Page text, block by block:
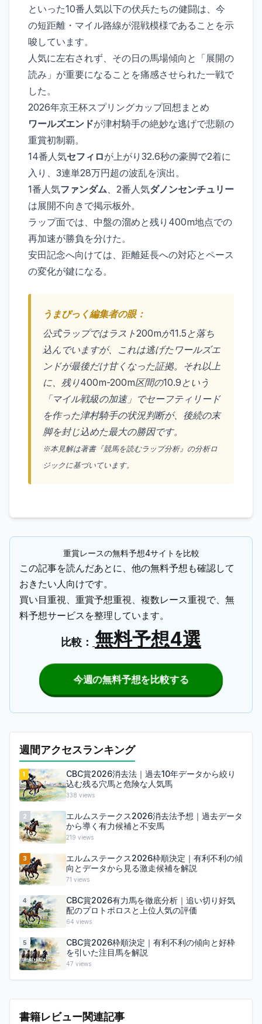
といった10番人気以下の伏兵たちの健闘は、今
の短距離・マイル路線が混戦模様であることを示
唆しています。
人気に左右されず、その日の馬場傾向と「展開の
読み」が重要になることを痛感させられた一戦で
した。
2026年京王杯スプリングカップ回想まとめ
ワールズエンドが津村騎手の絶妙な逃げで悲願の
重賞初制覇。
14番人気セフィロが上がり32.6秒の豪脚で2着に
入り、3連単28万円超の波乱を演出。
1番人気ファンダム、2番人気ダノンセンチュリー
は展開不向きで掲示板外。
ラップ面では、中盤の溜めと残り400m地点での
再加速が勝負を分けた。
安田記念へ向けては、距離延長への対応とペース
の変化が鍵になる。
うまぴっく編集者の眼：
公式ラップではラスト200mが11.5と落ち
込んでいますが、これは逃げたワールズエ
ンドが最後だけ甘くなった証拠。それ以上
に、残り400m-200m区間の10.9という
「マイル戦級の加速」でセーフティリード
を作った津村騎手の状況判断が、後続の末
脚を封じ込めた最大の勝因です。
※本見解は著書『競馬を読むラップ分析』の分析ロ
ジックに基づいています。
重賞レースの無料予想4サイトを比較
この記事を読んだあとに、他の無料予想も確認して
おきたい人向けです。
買い目重視、重賞予想重視、複数レース重視で、無
料予想サービスを整理しています。
比較： 無料予想4選
今週の無料予想を比較する
週間アクセスランキング
1
CBC賞2026消去法｜過去10年データから絞り
込む残る穴馬と危険な人気馬
338 views
2
エルムステークス2026消去法予想｜過去データ
から導く有力候補と不安馬
219 views
3
エルムステークス2026枠順決定｜有利不利の傾
向とデータから見る激走候補を解説
71 views
4
CBC賞2026有力馬を徹底分析｜追い切り好気
配のプロトポロスと上位人気の評価
64 views
5
CBC賞2026枠順決定｜有利不利の傾向と好枠
を引いた注目馬を解説
47 views
書籍レビュー関連記事